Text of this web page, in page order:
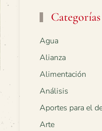
Categorías
Agua
Alianza
Alimentación
Análisis
Aportes para el
Arte